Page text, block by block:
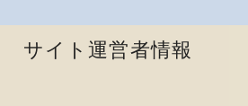
サイト運営者情報